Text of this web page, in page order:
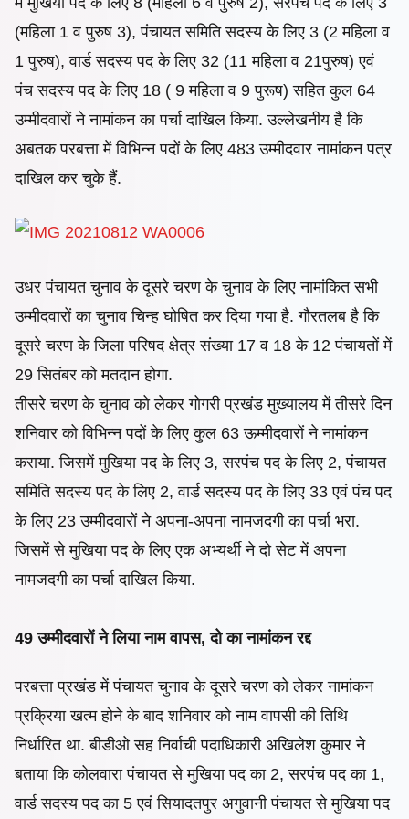
(महिला 1 व पुरुष 3), पंचायत समिति सदस्य के लिए 3 (2 महिला व
1 पुरुष), वार्ड सदस्य पद के लिए 32 (11 महिला व 21पुरुष) एवं
पंच सदस्य पद के लिए 18 ( 9 महिला व 9 पुरूष) सहित कुल 64
उम्मीदवारों ने नामांकन का पर्चा दाखिल किया. उल्लेखनीय है कि
अबतक परबत्ता में विभिन्न पदों के लिए 483 उम्मीदवार नामांकन पत्र
दाखिल कर चुके हैं.
उधर पंचायत चुनाव के दूसरे चरण के चुनाव के लिए नामांकित सभी
उम्मीदवारों का चुनाव चिन्ह घोषित कर दिया गया है. गौरतलब है कि
दूसरे चरण के जिला परिषद क्षेत्र संख्या 17 व 18 के 12 पंचायतों में
29 सितंबर को मतदान होगा.
तीसरे चरण के चुनाव को लेकर गोगरी प्रखंड मुख्यालय में तीसरे दिन
शनिवार को विभिन्न पदों के लिए कुल 63 ऊम्मीदवारों ने नामांकन
कराया. जिसमें मुखिया पद के लिए 3, सरपंच पद के लिए 2, पंचायत
समिति सदस्य पद के लिए 2, वार्ड सदस्य पद के लिए 33 एवं पंच पद
के लिए 23 उम्मीदवारों ने अपना-अपना नामजदगी का पर्चा भरा.
जिसमें से मुखिया पद के लिए एक अभ्यर्थी ने दो सेट में अपना
नामजदगी का पर्चा दाखिल किया.
49 उम्मीदवारों ने लिया नाम वापस, दो का नामांकन रद्द
परबत्ता प्रखंड में पंचायत चुनाव के दूसरे चरण को लेकर नामांकन
प्रक्रिया खत्म होने के बाद शनिवार को नाम वापसी की तिथि
निर्धारित था. बीडीओ सह निर्वाची पदाधिकारी अखिलेश कुमार ने
बताया कि कोलवारा पंचायत से मुखिया पद का 2, सरपंच पद का 1,
वार्ड सदस्य पद का 5 एवं सियादतपुर अगुवानी पंचायत से मुखिया पद